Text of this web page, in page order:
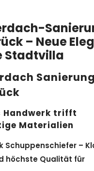
– Neue
Stadtvilla
Handwerk trifft
Materialien
Schuppenschiefer –
höchste Qualität für